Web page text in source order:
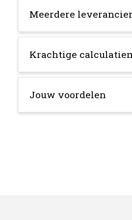
Meerdere
Krachtige
Jouw voordelen